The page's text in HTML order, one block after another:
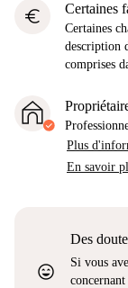
euro
Certaines
description
comprises
Plus
En savoir
sentiment_very_satisfied
Des
Si vous